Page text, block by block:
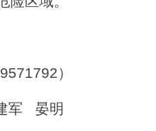
）
军 晏明